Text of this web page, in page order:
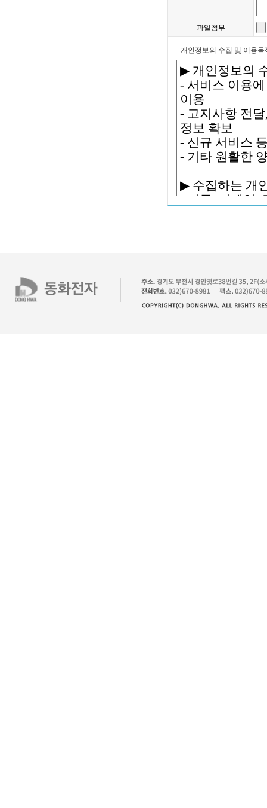
파일첨부
· 개인정보의 수집 및 이용목